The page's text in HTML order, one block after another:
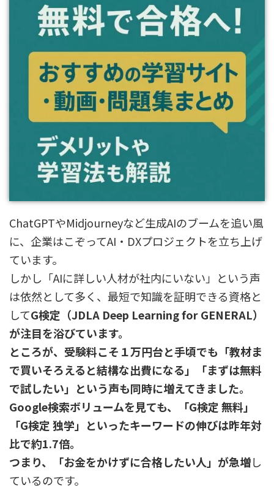
ChatGPTやMidjourneyなど生成AIのブームを追い風
に、企業はこぞってAI・DXプロジェクトを立ち上げ
ています。
しかし「AIに詳しい人材が社内にいない」という声
は依然として多く、最短で知識を証明できる資格と
してG検定（JDLA Deep Learning for GENERAL）
が注目を浴びています。
ところが、受験料こそ１万円台と手頃でも「教材ま
で買いそろえると結構な出費になる」「まずは無料
で試したい」という声も同時に増えてきました。
Google検索ボリュームを見ても、「G検定 無料」
「G検定 独学」といったキーワードの伸びは昨年対
比で約1.7倍。
つまり、「お金をかけずに合格したい人」が急増し
ているのです。